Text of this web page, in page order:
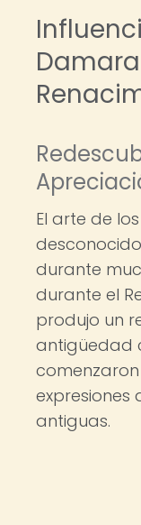
El arte de
durante
durante el
produjo un
antigüedad
expresiones
antiguas.